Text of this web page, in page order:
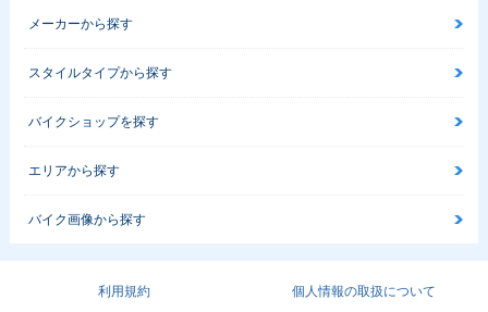
メーカーから探す
スタイルタイプから探す
バイクショップを探す
エリアから探す
バイク画像から探す
利用規約 個人情報の取扱について